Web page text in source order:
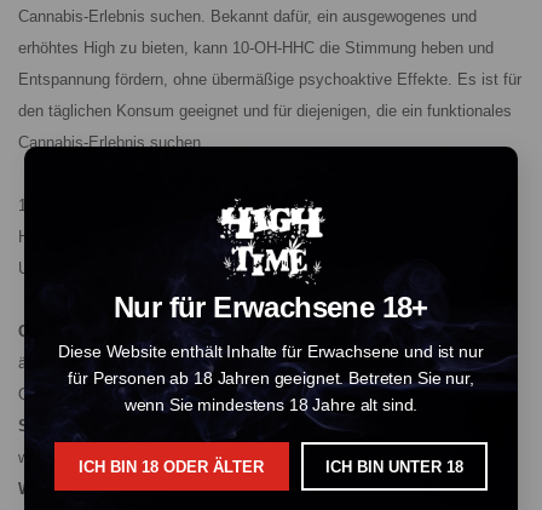
Nur für Erwachsene 18+
Diese Website enthält Inhalte für Erwachsene und ist nur
für Personen ab 18 Jahren geeignet. Betreten Sie nur,
wenn Sie mindestens 18 Jahre alt sind.
ICH BIN 18 ODER ÄLTER ICH BIN UNTER 18
Cannabis-Erlebnis suchen. Bekannt dafür, ein ausgewogenes und
erhöhtes High zu bieten, kann 10-OH-HHC die Stimmung heben und
Entspannung fördern, ohne übermäßige psychoaktive Effekte. Es ist für
den täglichen Konsum geeignet und für diejenigen, die ein funktionales
Cannabis-Erlebnis suchen.
10-OH-HHC weist einige Ähnlichkeiten mit THC auf, dem
Hauptpsychoaktiven Wirkstoff in Cannabis. Es gibt jedoch signifikante
Unterschiede:
Chemische Struktur:
Sowohl 10-OH-HHC als auch THC haben eine
ähnliche Grundstruktur, aber die Zugabe einer Hydroxylgruppe zu 10-
OH-HHC verändert seine Stabilität und Wirkungen.
Stabilität:
10-OH-HHC ist stabiler als THC, was bedeutet, dass es
weniger schnell abgebaut wird und seine Potenz über die Zeit beibehält.
Wirkungen:Nutzer berichten oft, dass 10-OH-HHC ein sanfteres,